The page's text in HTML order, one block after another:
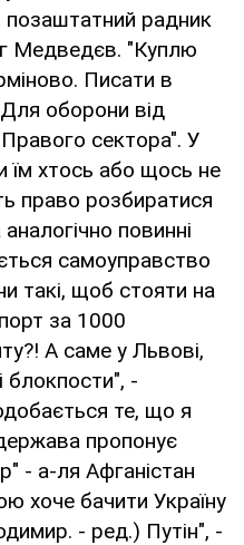
позаштатний радник
Медведєв. "Куплю
Писати в
оборони від
сектора". У
хтось або щось не
право розбиратися
повинні
самоуправство
такі, щоб стояти на
за 1000
А саме у Львові,
блокпости", -
те, що я
пропонує
- а-ля Афганістан
хоче бачити Україну
- ред.) Путін", -